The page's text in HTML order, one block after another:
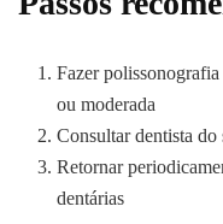
Fazer
ou moderada
Consultar dentista do
Retornar
dentárias